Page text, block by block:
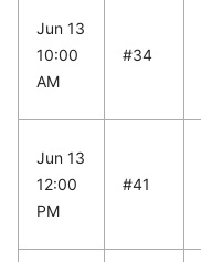
Jun 13
10:00
AM
#34
Jun 13
12:00
PM
#41